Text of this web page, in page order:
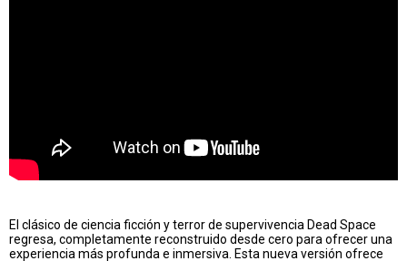
El clásico de ciencia ficción y terror de supervivencia Dead Space
regresa, completamente reconstruido desde cero para ofrecer una
experiencia más profunda e inmersiva. Esta nueva versión ofrece